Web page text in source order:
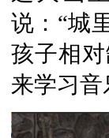
说：“城
孩子相
来学习